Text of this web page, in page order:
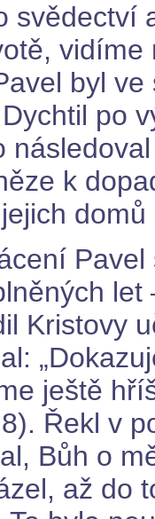
svědectví
byl
po
k
Kristovy
ještě
Řekl v
Bůh o
až do